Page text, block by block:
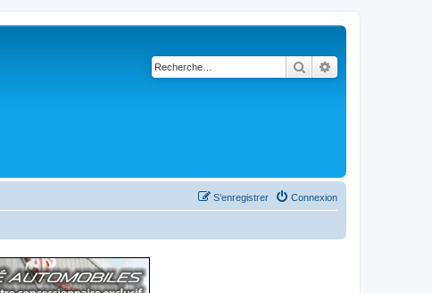
Rechercher
Connexion
S’enregistrer